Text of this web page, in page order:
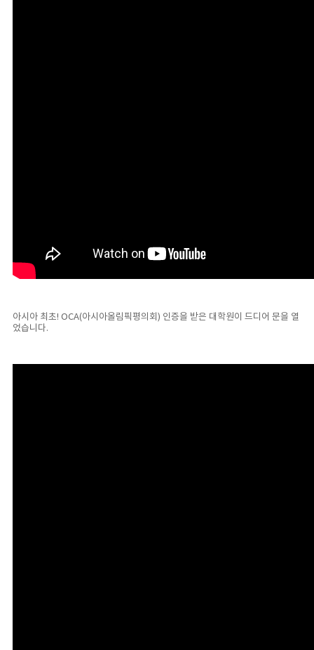
아시아 최초! OCA(아시아올림픽평의회) 인증을 받은 대학원이 드디어 문을 열
었습니다.